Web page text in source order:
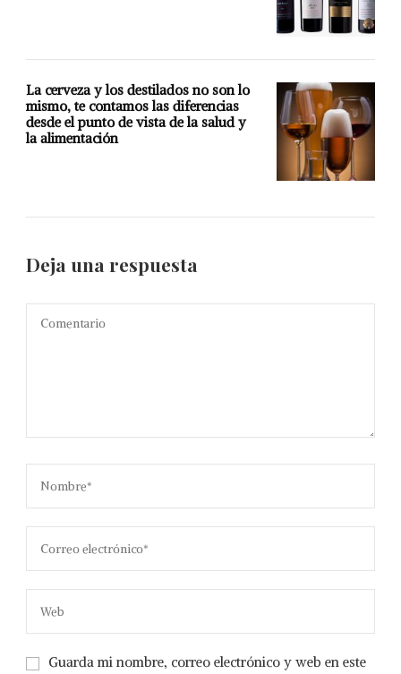
La cerveza y los destilados no son lo
mismo, te contamos las diferencias
desde el punto de vista de la salud y
la alimentación
Deja una respuesta
Guarda mi nombre, correo electrónico y web en este